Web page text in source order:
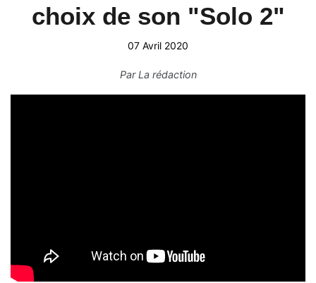
choix de son "Solo 2"
07 Avril 2020
ParLa rédaction